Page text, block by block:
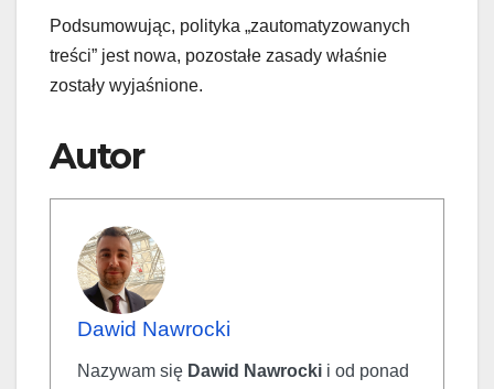
Podsumowując, polityka „zautomatyzowanych
treści” jest nowa, pozostałe zasady właśnie
zostały wyjaśnione.
Autor
Dawid Nawrocki
Nazywam się Dawid Nawrocki i od ponad